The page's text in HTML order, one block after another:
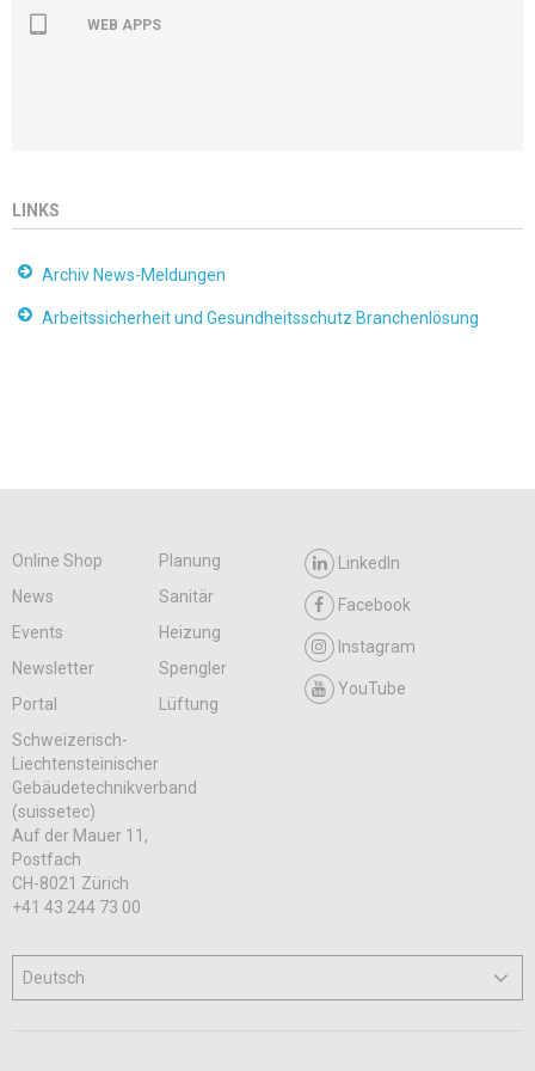
WEB APPS
LINKS
Archiv News-Meldungen
Arbeitssicherheit und Gesundheitsschutz Branchenlösung
Online Shop
Planung
News
Sanitär
Events
Heizung
Newsletter
Spengler
Portal
Lüftung
LinkedIn
Facebook
Instagram
YouTube
Schweizerisch-
Liechtensteinischer
Gebäudetechnikverband
(suissetec)
Auf der Mauer 11,
Postfach
CH-8021 Zürich
+41 43 244 73 00